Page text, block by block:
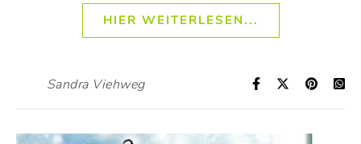
HIER WEITERLESEN...
Sandra Viehweg